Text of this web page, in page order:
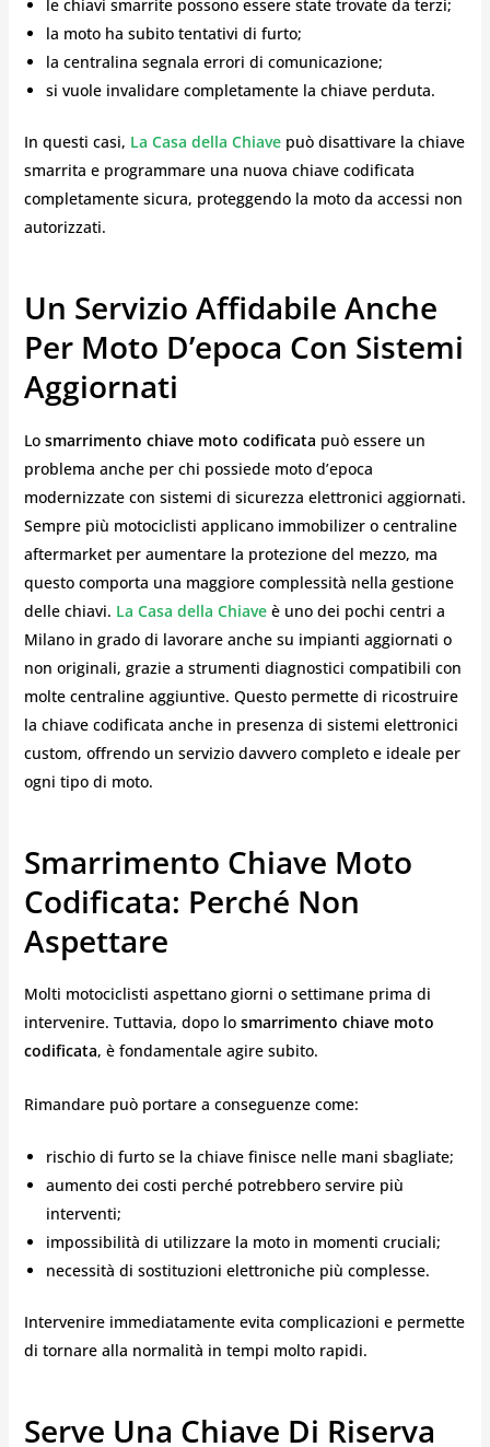
le chiavi smarrite possono essere state trovate da terzi;
la moto ha subito tentativi di furto;
la centralina segnala errori di comunicazione;
si vuole invalidare completamente la chiave perduta.
In questi casi, La Casa della Chiavepuò disattivare la chiave
smarrita e programmare una nuova chiave codificata
completamente sicura, proteggendo la moto da accessi non
autorizzati.
Un Servizio Affidabile Anche
Per Moto D’epoca Con Sistemi
Aggiornati
Lo smarrimento chiave moto codificata può essere un
problema anche per chi possiede moto d’epoca
modernizzate con sistemi di sicurezza elettronici aggiornati.
Sempre più motociclisti applicano immobilizer o centraline
aftermarket per aumentare la protezione del mezzo, ma
questo comporta una maggiore complessità nella gestione
delle chiavi. La Casa della Chiave è uno dei pochi centri a
Milano in grado di lavorare anche su impianti aggiornati o
non originali, grazie a strumenti diagnostici compatibili con
molte centraline aggiuntive. Questo permette di ricostruire
la chiave codificata anche in presenza di sistemi elettronici
custom, offrendo un servizio davvero completo e ideale per
ogni tipo di moto.
Smarrimento Chiave Moto
Codificata: Perché Non
Aspettare
Molti motociclisti aspettano giorni o settimane prima di
intervenire. Tuttavia, dopo lo smarrimento chiave moto
codificata, è fondamentale agire subito.
Rimandare può portare a conseguenze come:
rischio di furto se la chiave finisce nelle mani sbagliate;
aumento dei costi perché potrebbero servire più
interventi;
impossibilità di utilizzare la moto in momenti cruciali;
necessità di sostituzioni elettroniche più complesse.
Intervenire immediatamente evita complicazioni e permette
di tornare alla normalità in tempi molto rapidi.
Serve Una Chiave Di Riserva